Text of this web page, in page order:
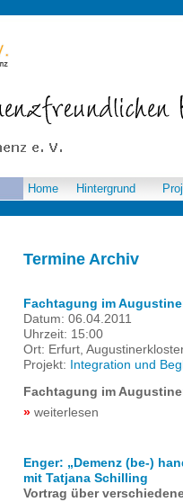
Termine Archiv
Fachtagung im
Datum: 06.04.2011
Uhrzeit: 15:00
Ort: Erfurt,
Projekt: Integration und
Fachtagung im
weiterlesen
Enger: „Demenz (be-)
mit Tatjana Schilling
Vortrag über
Home Hintergrund